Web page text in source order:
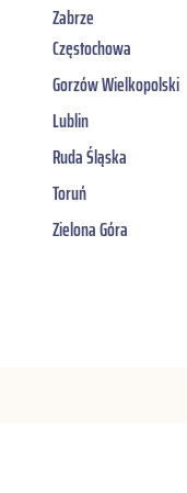
Zabrze
Częstochowa
Gorzów Wielkopolski
Lublin
Ruda Śląska
Toruń
Zielona Góra